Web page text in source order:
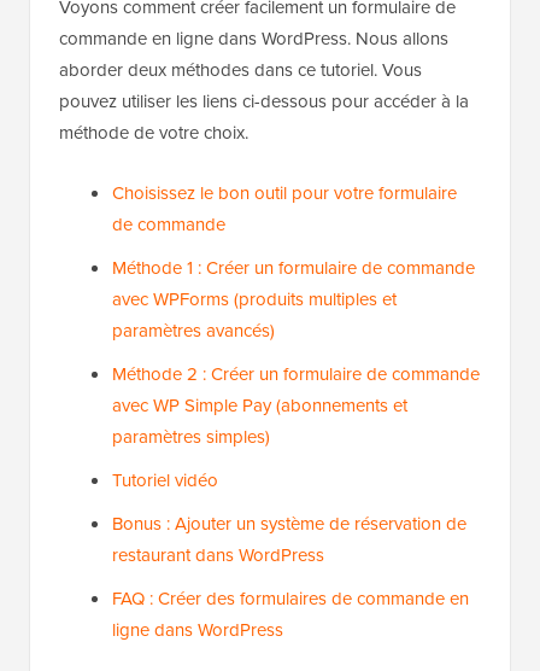
Voyons comment créer facilement un formulaire de
commande en ligne dans WordPress. Nous allons
aborder deux méthodes dans ce tutoriel. Vous
pouvez utiliser les liens ci-dessous pour accéder à la
méthode de votre choix.
Choisissez le bon outil pour votre formulaire
de commande
Méthode 1 : Créer un formulaire de commande
avec WPForms (produits multiples et
paramètres avancés)
Méthode 2 : Créer un formulaire de commande
avec WP Simple Pay (abonnements et
paramètres simples)
Tutoriel vidéo
Bonus : Ajouter un système de réservation de
restaurant dans WordPress
FAQ : Créer des formulaires de commande en
ligne dans WordPress